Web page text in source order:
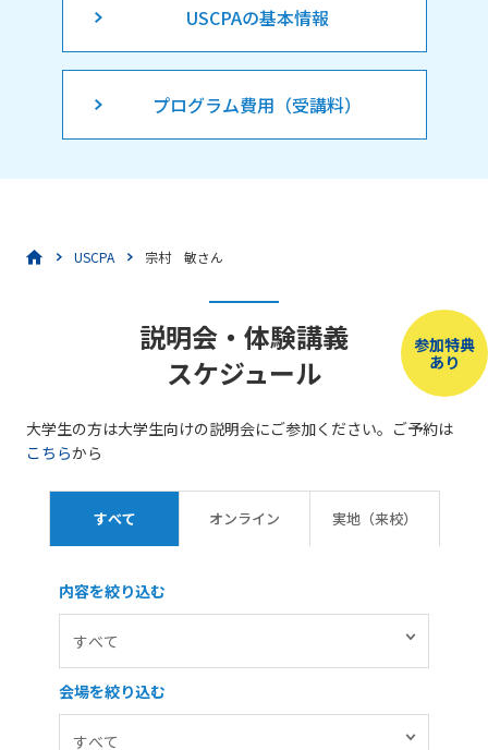
USCPAの基本情報
プログラム費用（受講料）
USCPA 宗村 敏さん
参加特典
あり
説明会・体験講義
スケジュール
大学生の方は大学生向けの説明会にご参加ください。ご予約は
こちらから
すべて オンライン 実地（来校）
内容を絞り込む
会場を絞り込む